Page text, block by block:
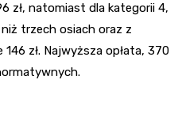
zł, natomiast dla kategorii 4,
trzech osiach oraz z
zł. Najwyższa opłata, 370